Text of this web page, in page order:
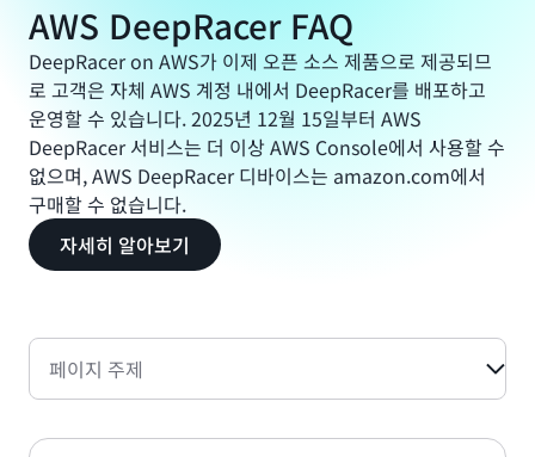
AWS DeepRacer FAQ
DeepRacer on AWS가 이제 오픈 소스 제품으로 제공되므
로 고객은 자체 AWS 계정 내에서 DeepRacer를 배포하고
운영할 수 있습니다. 2025년 12월 15일부터 AWS
DeepRacer 서비스는 더 이상 AWS Console에서 사용할 수
없으며, AWS DeepRacer 디바이스는 amazon.com에서
구매할 수 없습니다.
자세히 알아보기
페이지 주제